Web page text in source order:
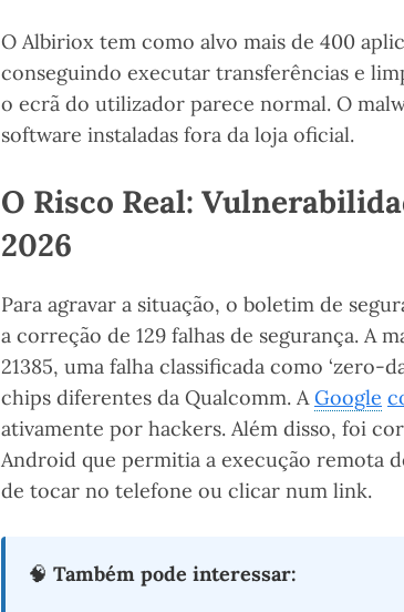
O Albiriox tem como alvo mais de 400
conseguindo executar transferências e
o ecrã do utilizador parece normal. O
software instaladas fora da loja oficial.
O Risco Real:
2026
Para agravar a situação, o boletim de
a correção de 129 falhas de segurança. A
21385, uma falha classificada como ‘zero-
chips diferentes da Qualcomm. AGoogle
ativamente por hackers. Além disso, foi
Android que permitia a execução remota
de tocar no telefone ou clicar num link.
🧠 Também pode interessar: